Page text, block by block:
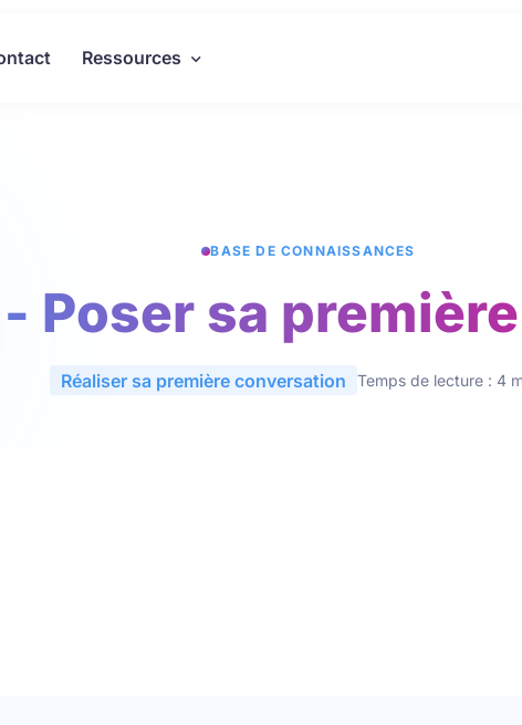
Ressources
BASE DE CONNAISSANCES
Poser sa
Réaliser sa première conversation Temps de lecture : 4